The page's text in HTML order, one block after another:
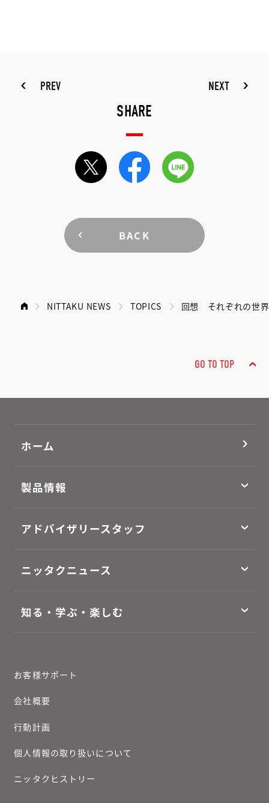
PREV NEXT
SHARE
BACK
NITTAKU NEWS TOPICS 回想 それぞれの世
GO TO TOP
ホーム
製品情報
アドバイザリースタッフ
ニッタクニュース
知る・学ぶ・楽しむ
お客様サポート
会社概要
行動計画
個人情報の取り扱いについて
ニッタクヒストリー